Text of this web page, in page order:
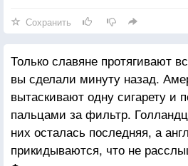
Жальче себя почему-то
Сохранить
Только славяне протягивают
вы сделали минуту назад.
вытаскивают одну сигарету и
пальцами за фильтр.
них осталась последняя, а
прикидываются, что не